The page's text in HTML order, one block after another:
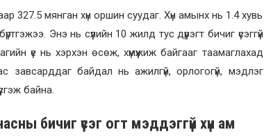
мянган хүн оршин суудаг. Хүн амынх нь 1.4 хувь
Энэ нь сүүлийн 10 жилд тус дүүрэгт бичиг үсэггүй
үе нь хэрхэн өсөж, хүмүүжиж байгааг таамаглахад
завсарддаг байдал нь ажилгүй, орлогогүй, мэдлэг
байна.